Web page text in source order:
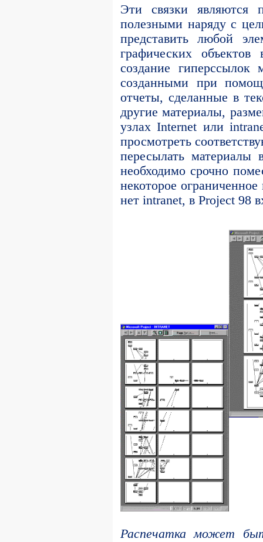
Эти связки являются
полезными наряду с
представить любой
графических
создание
созданными при
отчеты, сделанные в
другие материалы,
узлах Internet или
просмотреть
пересылать
необходимо срочно
некоторое
нет intranet, в Project 98
Распечатка может